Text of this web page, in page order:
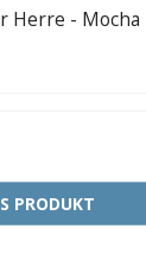
Herre - Mocha
PRODUKT